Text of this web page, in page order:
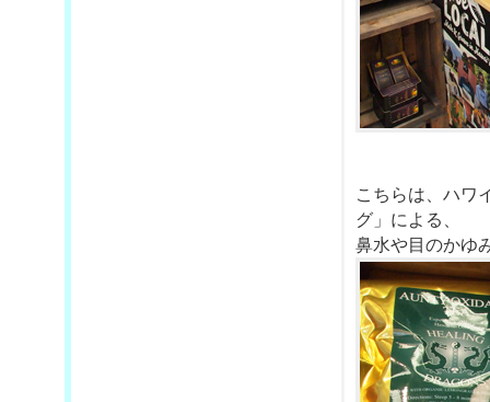
こちらは、ハワ
グ」による、
鼻水や目のかゆ